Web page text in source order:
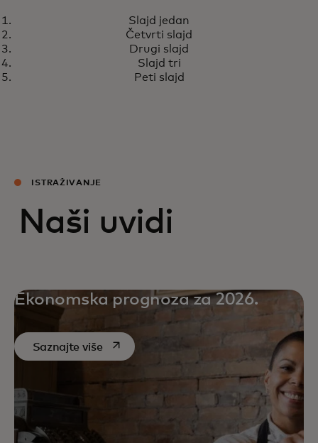
Slajd jedan
Četvrti slajd
Drugi slajd
Slajd tri
Peti slajd
ISTRAŽIVANJE
Naši uvidi
Ekonomska prognoza za 2026.
Saznajte višeopens in a new tab